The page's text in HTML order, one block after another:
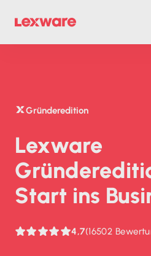
Gründeredition
Lexware
Start ins
4,7(16502